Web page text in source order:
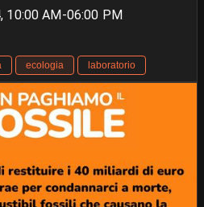
10:00 AM-06:00 PM
ecologia laboratorio